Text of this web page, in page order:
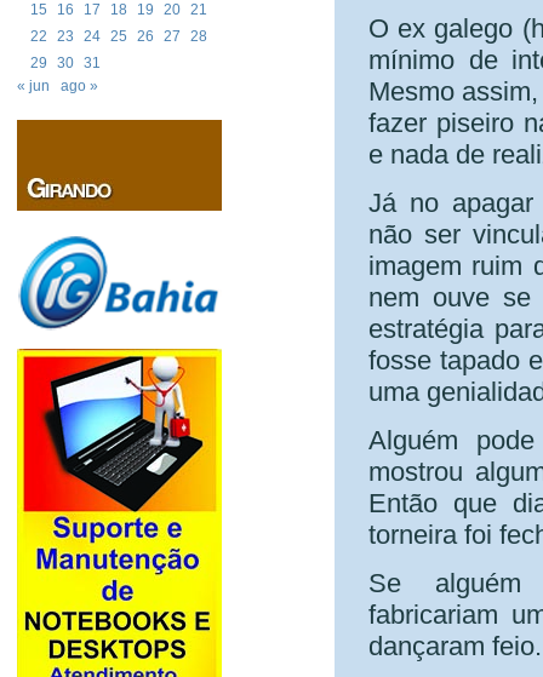
15
16 17 18 19 20 21
22
23 24 25 26 27
28
29
30 31
« jun
ago »
O ex galego
mínimo de
Mesmo
fazer piseiro
e nada de
Já no apagar
não ser
imagem ruim
nem ouve se
estratégia
fosse tapado
uma
Alguém
mostrou
Então que
torneira foi
Se alguém
fabricariam
dançaram feio.